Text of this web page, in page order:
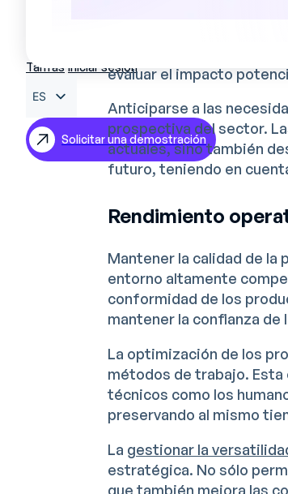
Tarifas Iniciar sesión
ES
FR
EN
Solicitar una demostración
evaluar el impacto
Anticiparse a las
prospectiva del sector.
actuales, sino también
futuro, teniendo en
Rendimiento
Mantener la calidad de la
entorno altamente
conformidad de los
mantener la confianza de
La optimización de los
métodos de trabajo.
técnicos como los
preservando al mismo
La gestionar la
estratégica. No sólo
que también mejora las